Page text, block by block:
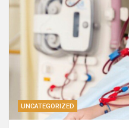
UNCATEGORIZED